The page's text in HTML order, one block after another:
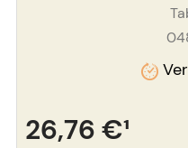
26,76 €¹